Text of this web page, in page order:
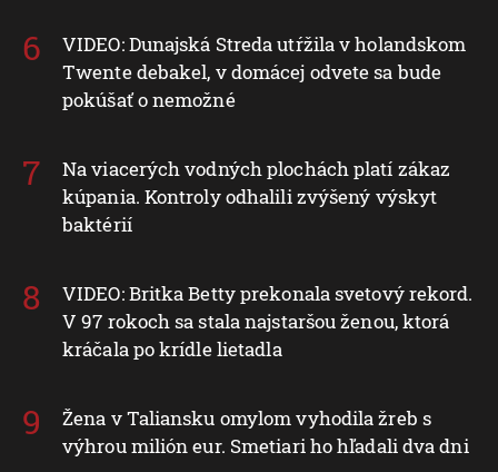
VIDEO: Dunajská Streda utŕžila v holandskom
Twente debakel, v domácej odvete sa bude
pokúšať o nemožné
Na viacerých vodných plochách platí zákaz
kúpania. Kontroly odhalili zvýšený výskyt
baktérií
VIDEO: Britka Betty prekonala svetový rekord.
V 97 rokoch sa stala najstaršou ženou, ktorá
kráčala po krídle lietadla
Žena v Taliansku omylom vyhodila žreb s
výhrou milión eur. Smetiari ho hľadali dva dni